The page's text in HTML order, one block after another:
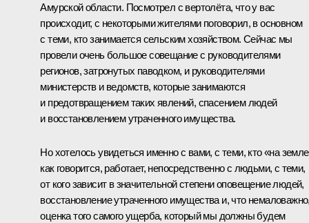
Амурской области. Посмотрел с вертолёта, что у вас
происходит, с некоторыми жителями поговорил, в основном
с теми, кто занимается сельским хозяйством. Сейчас мы
провели очень большое совещание с руководителями
регионов, затронутых паводком, и руководителями
министерств и ведомств, которые занимаются
и предотвращением таких явлений, спасением людей
и восстановлением утраченного имущества.
Но хотелось увидеться именно с вами, с теми, кто «на
как говорится, работает, непосредственно с людьми, с теми,
от кого зависит в значительной степени оповещение людей,
восстановление утраченного имущества и, что
оценка того самого ущерба, который мы должны будем